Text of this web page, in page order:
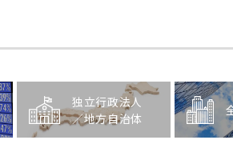
独立行政法人
／地方自治体